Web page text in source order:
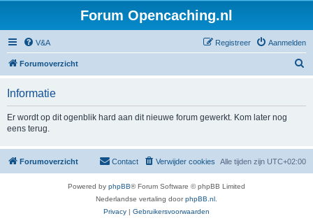
Forum Opencaching.nl
V&A Aanmelden
Registreer
Forumoverzicht
Informatie
Er wordt op dit ogenblik hard aan dit nieuwe forum gewerkt. Kom later nog
eens terug.
Forumoverzicht Alle tijden zijn UTC+02:00
Verwijder cookies
Contact
Powered by phpBB® Forum Software © phpBB Limited
Nederlandse vertaling doorphpBB.nl
Privacy | Gebruikersvoorwaarden